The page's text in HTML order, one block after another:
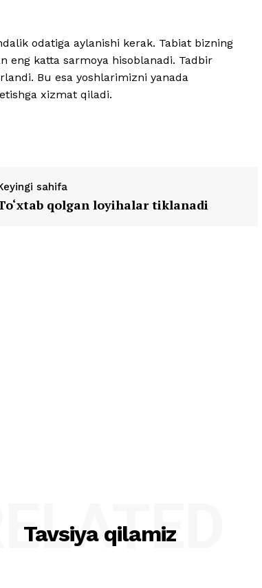
odatiga aylanishi kerak. Tabiat bizning
eng katta sarmoya hisoblanadi. Tadbir
Bu esa yoshlarimizni yanada
xizmat qiladi.
sahifa
qolgan loyihalar tiklanadi
Tavsiya qilamiz
RELATED